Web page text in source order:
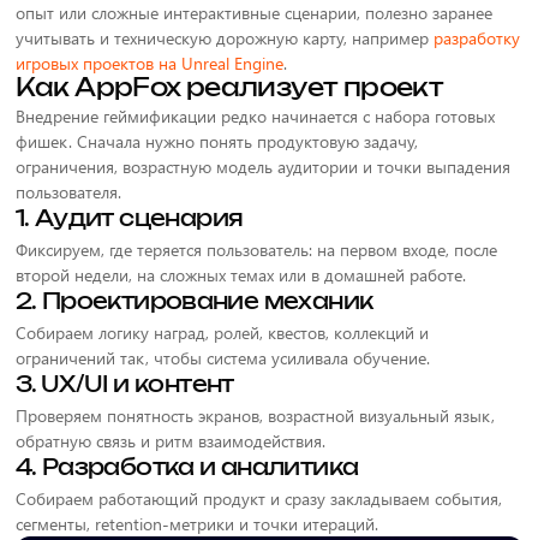
опыт или сложные интерактивные сценарии, полезно заранее
учитывать и техническую дорожную карту, например разработку
игровых проектов на Unreal Engine.
Как AppFox реализует проект
Внедрение геймификации редко начинается с набора готовых
фишек. Сначала нужно понять продуктовую задачу,
ограничения, возрастную модель аудитории и точки выпадения
пользователя.
1. Аудит сценария
Фиксируем, где теряется пользователь: на первом входе, после
второй недели, на сложных темах или в домашней работе.
2. Проектирование механик
Собираем логику наград, ролей, квестов, коллекций и
ограничений так, чтобы система усиливала обучение.
3. UX/UI и контент
Проверяем понятность экранов, возрастной визуальный язык,
обратную связь и ритм взаимодействия.
4. Разработка и аналитика
Собираем работающий продукт и сразу закладываем события,
сегменты, retention-метрики и точки итераций.